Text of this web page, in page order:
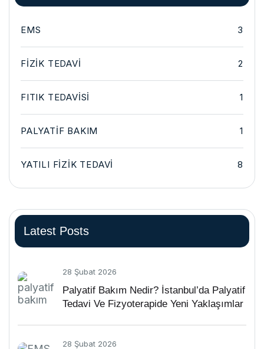
EMS 3
FIZIK TEDAVI 2
FITIK TEDAVISI 1
PALYATIF BAKIM 1
YATILI FIZIK TEDAVI 8
Latest Posts
28 Şubat 2026
Palyatif Bakım Nedir? İstanbul’da Palyatif
Tedavi Ve Fizyoterapide Yeni Yaklaşımlar
28 Şubat 2026